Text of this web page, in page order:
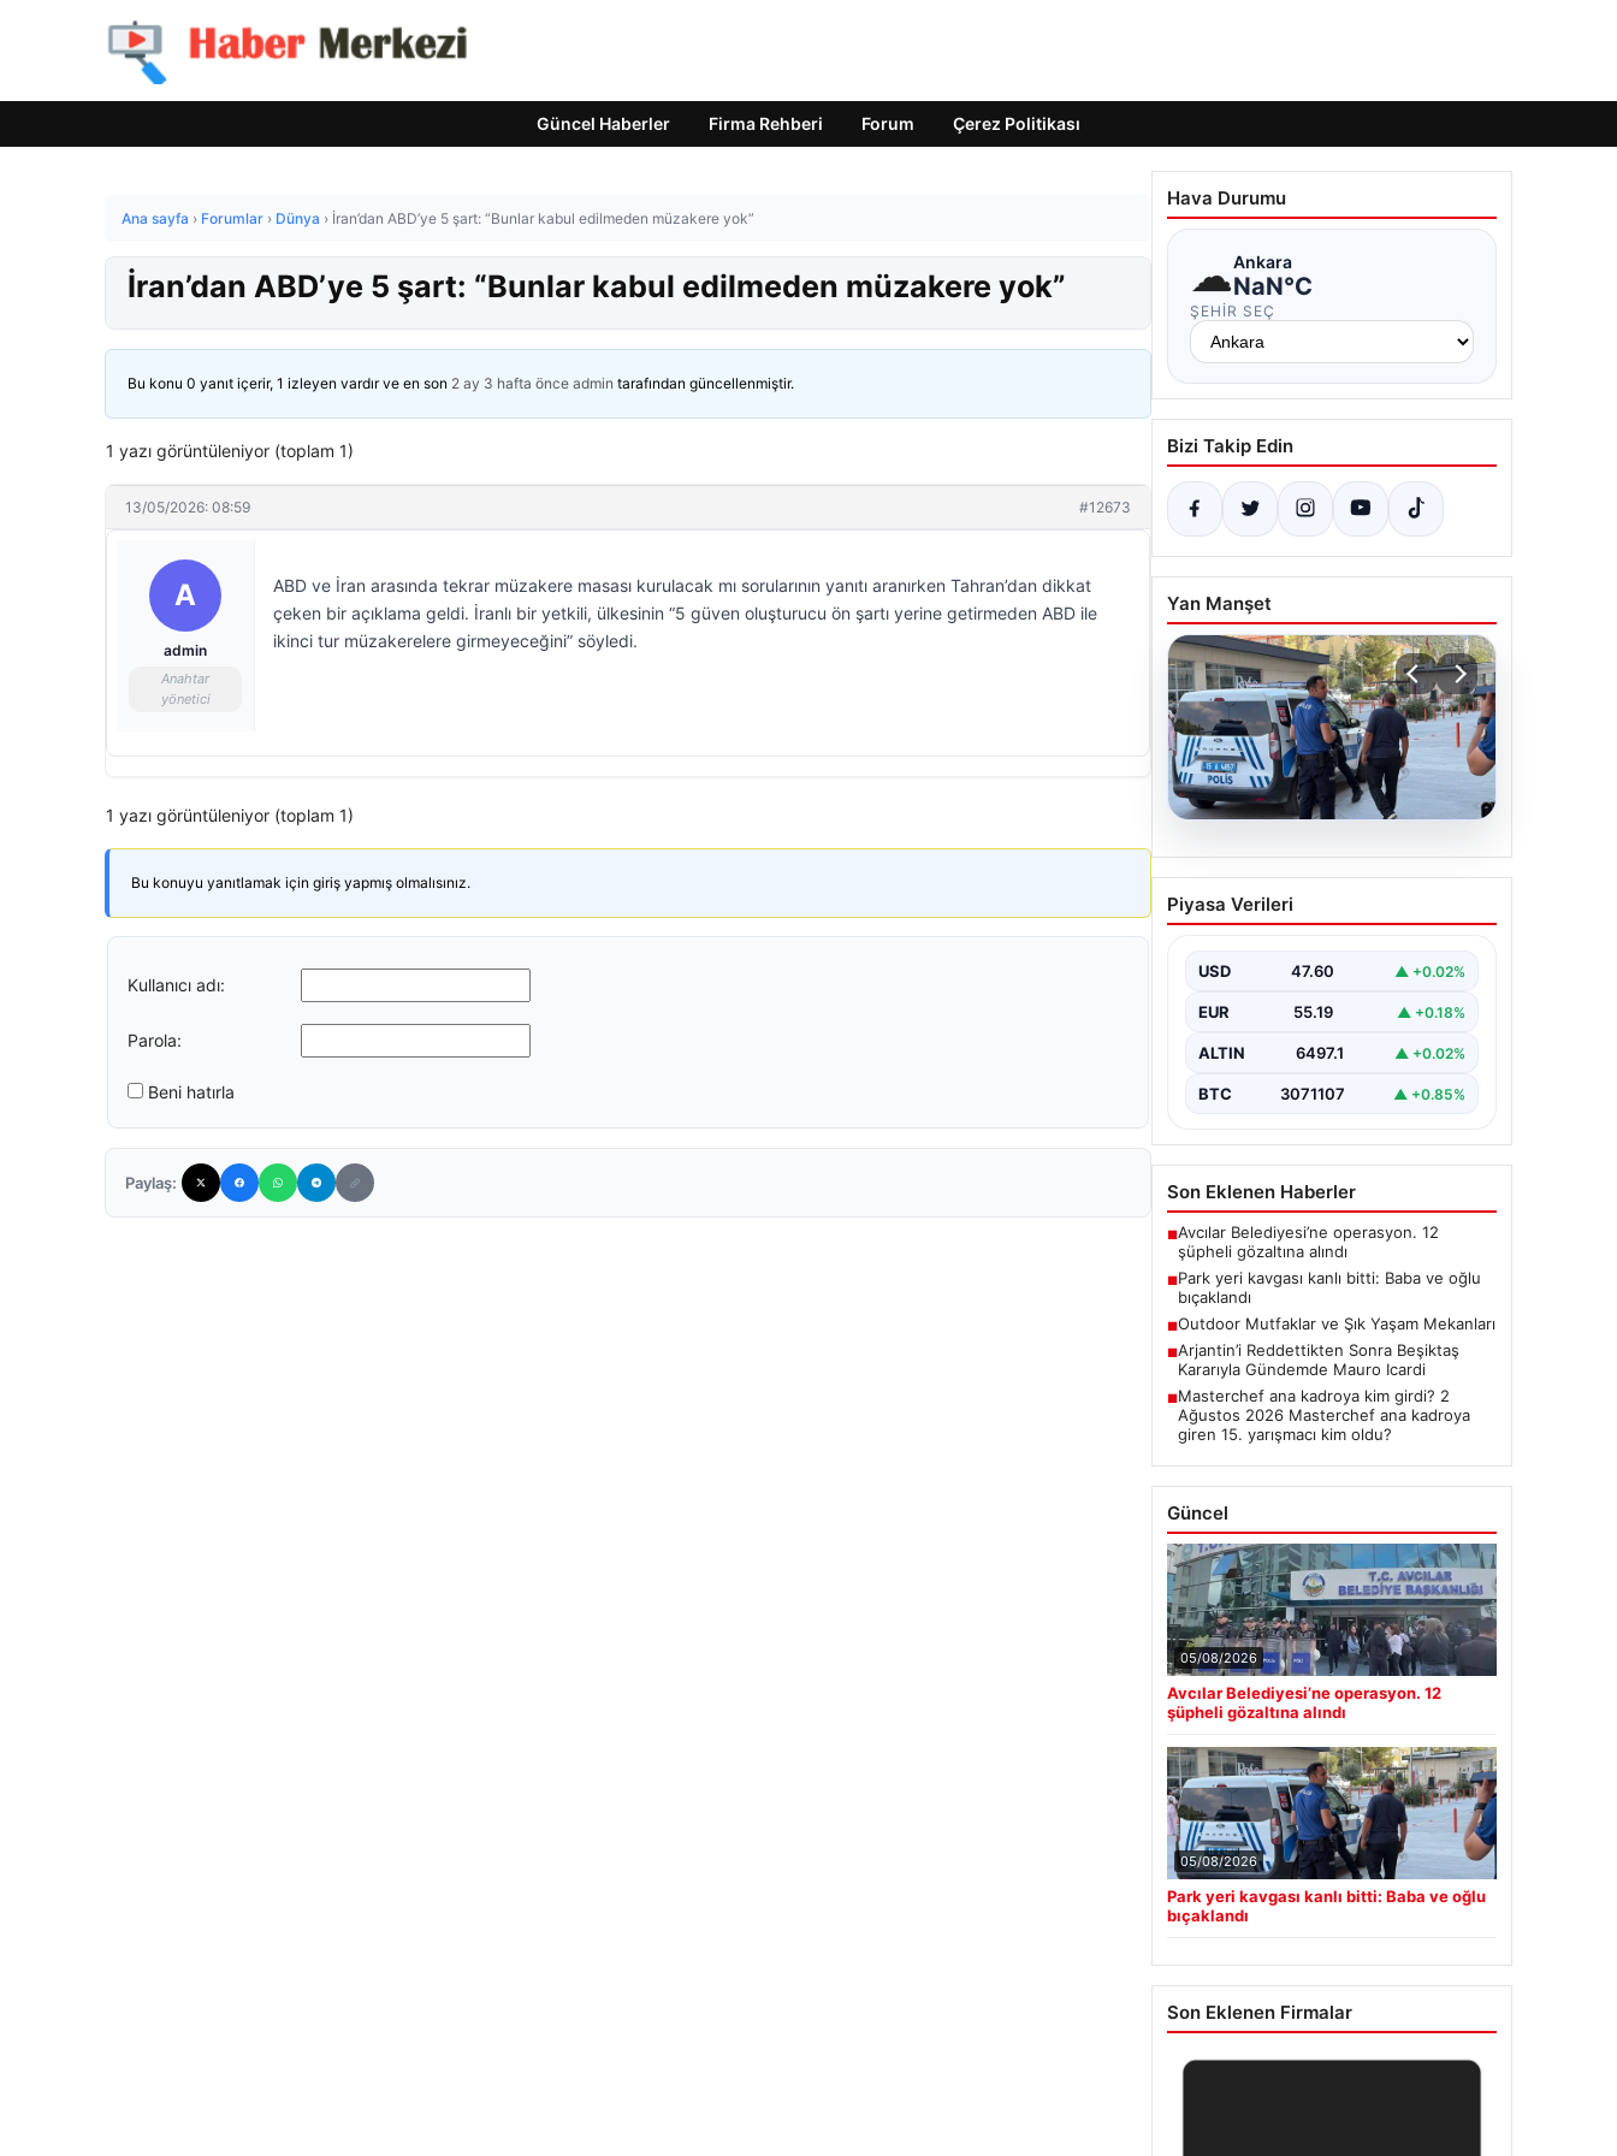
Güncel Haberler Firma Rehberi Forum Çerez Politikası
Ana sayfa › Forumlar › Dünya › İran’dan ABD’ye 5 şart: “Bunlar kabul edilmeden müzakere yok”
İran’dan ABD’ye 5 şart: “Bunlar kabul edilmeden müzakere yok”
Bu konu 0 yanıt içerir, 1 izleyen vardır ve en son 2 ay 3 hafta önce admin tarafından güncellenmiştir.
1 yazı görüntüleniyor (toplam 1)
13/05/2026: 08:59 #12673
A
admin
Anahtar
yönetici
ABD ve İran arasında tekrar müzakere masası kurulacak mı sorularının yanıtı aranırken Tahran’dan dikkat
çeken bir açıklama geldi. İranlı bir yetkili, ülkesinin “5 güven oluşturucu ön şartı yerine getirmeden ABD ile
ikinci tur müzakerelere girmeyeceğini” söyledi.
1 yazı görüntüleniyor (toplam 1)
Bu konuyu yanıtlamak için giriş yapmış olmalısınız.
Kullanıcı adı:
Parola:
Beni hatırla
Paylaş:
Hava Durumu
☁Ankara
NaN°C
ŞEHIR SEÇ
Bizi Takip Edin
Yan Manşet
05.08.2026
Park yeri kavgası kanlı
bitti: Baba ve oğlu
Piyasa Verileri
USD 47.60 ▲ +0.02%
EUR 55.19 ▲ +0.18%
ALTIN 6497.1 ▲ +0.02%
BTC 3071107 ▲ +0.85%
Son Eklenen Haberler
■Avcılar Belediyesi’ne operasyon. 12
şüpheli gözaltına alındı
■Park yeri kavgası kanlı bitti: Baba ve oğlu
bıçaklandı
■Outdoor Mutfaklar ve Şık Yaşam Mekanları
■Arjantin’i Reddettikten Sonra Beşiktaş
Kararıyla Gündemde Mauro Icardi
■Masterchef ana kadroya kim girdi? 2
Ağustos 2026 Masterchef ana kadroya
giren 15. yarışmacı kim oldu?
Güncel
05/08/2026
Avcılar Belediyesi’ne operasyon. 12
şüpheli gözaltına alındı
05/08/2026
Park yeri kavgası kanlı bitti: Baba ve oğlu
bıçaklandı
Son Eklenen Firmalar